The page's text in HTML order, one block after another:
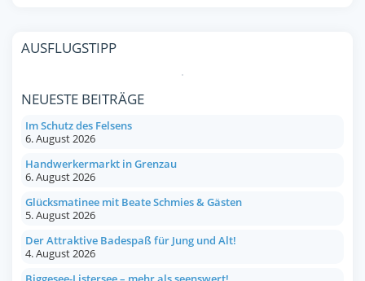
AUSFLUGSTIPP
NEUESTE BEITRÄGE
Im Schutz des Felsens
6. August 2026
Handwerkermarkt in Grenzau
6. August 2026
Glücksmatinee mit Beate Schmies & Gästen
5. August 2026
Der Attraktive Badespaß für Jung und Alt!
4. August 2026